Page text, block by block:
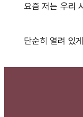
요즘 저는 우리
단순히 열려 있